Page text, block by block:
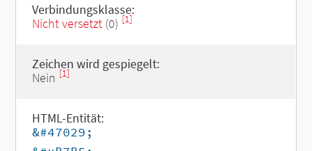
Verbindungsklasse:
Nicht versetzt(0) [1]
Zeichen wird gespiegelt:
Nein [1]
HTML-Entität:
&#47029;